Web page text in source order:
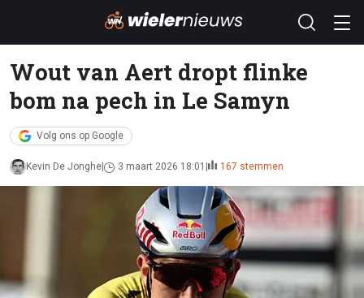
Wout van Aert dropt flinke
bom na pech in Le Samyn
Volg ons op Google
Kevin De Jonghe 3 maart 2026 18:01 167 stemmen